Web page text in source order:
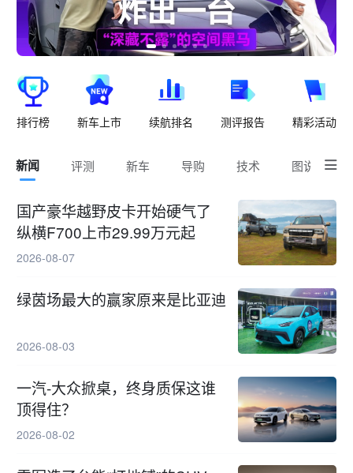
排行榜 新车上市 续航排名 测评报告 精彩活动
新闻 评测 新车 导购 技术 图说 
国产豪华越野皮卡开始硬气了
纵横F700上市29.99万元起
2026-08-07
绿茵场最大的赢家原来是比亚迪
2026-08-03
一汽-大众掀桌，终身质保这谁
顶得住？
2026-08-02